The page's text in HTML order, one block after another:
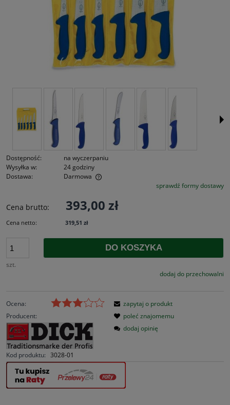
Dostępność:
na wyczerpaniu
Wysyłka w:
24 godziny
Dostawa:
Darmowa
Cena nie zawiera ewentualnych kosztów płatnościsprawdź formy dostawy
Cena brutto: 393,00 zł
Cena netto: 319,51 zł
szt.
DO KOSZYKA
dodaj do przechowalni
Ocena:
Producent:
Kod produktu: 3028-01
zapytaj o produkt
poleć znajomemu
dodaj opinię